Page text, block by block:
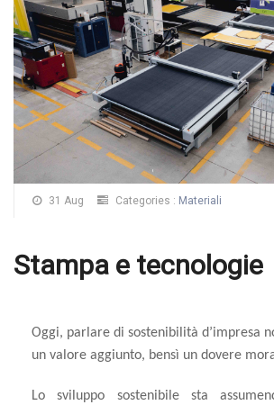
31 Aug Categories : Materiali
Stampa e tecnologie
Oggi, parlare di sostenibilità d’impresa
un valore aggiunto, bensì un dovere
Lo sviluppo sostenibile sta